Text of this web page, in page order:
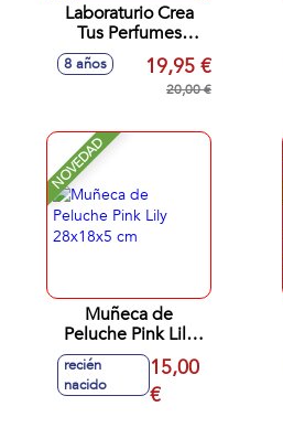
Laboraturio Crea
Tus Perfumes
personalizados.Con
esencias e
ingredientes
43,70x39,60x29,40
8 años 19,95 €
20,00 €
NOVEDAD
Muñeca de
Peluche Pink Lily
28x18x5 cm
recién
nacido
15,00
€